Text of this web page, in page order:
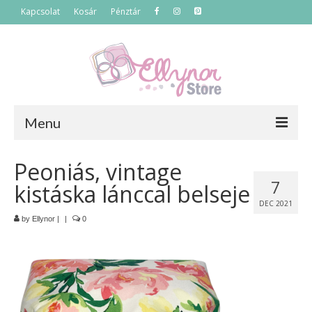
Kapcsolat Kosár Pénztár
Menu
Termékek
Szettek
Táskák
Neszeszerek
7
DEC 2021
Peoniás, vintage
kistáska lánccal belseje
by Ellynor | | 0